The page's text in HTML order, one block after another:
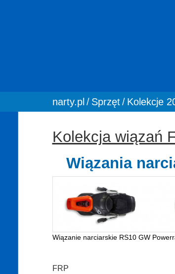
You are here:
narty.pl Sprzęt Kolekcje
Kolekcja wiązań
Wiązania
Wiązanie narciarskie RS10 GW
FRP